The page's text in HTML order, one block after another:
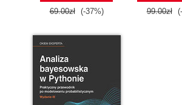
69.00zł (-37%) 99.00zł